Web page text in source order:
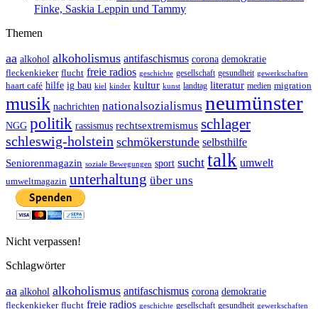
Finke, Saskia Leppin und Tammy
Themen
aa alkohol alkoholismus antifaschismus corona demokratie
fleckenkieker flucht freie radios geschichte gesellschaft gesundheit gewerkschaften
haart café hilfe ig bau kiel kinder kultur kunst landtag literatur medien migration
musik nachrichten nationalsozialismus neumünster
NGG politik rassismus rechtsextremismus schlager
schleswig-holstein schmökerstunde selbsthilfe
Seniorenmagazin soziale Bewegungen sport sucht talk umwelt
umweltmagazin unterhaltung über uns
Nicht verpassen!
Schlagwörter
aa alkohol alkoholismus antifaschismus corona demokratie
fleckenkieker flucht freie radios geschichte gesellschaft gesundheit gewerkschaften